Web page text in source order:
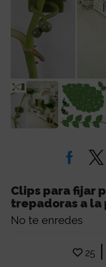
Clips para fijar
trepadoras a la
No te enredes
25 |